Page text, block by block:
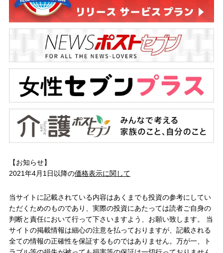
【お知らせ】
2021年4月1日以降の価格表示に関して
当サイトに記載されている内容はあくまでも投資の参考にしてい
ただくためのものであり、実際の投資にあたっては読者ご自身の
判断と責任において行って下さいますよう、お願い致します。 当
サイトの掲載情報は細心の注意を払っておりますが、記載される
全ての情報の正確性を保証するものではありません。万が一、ト